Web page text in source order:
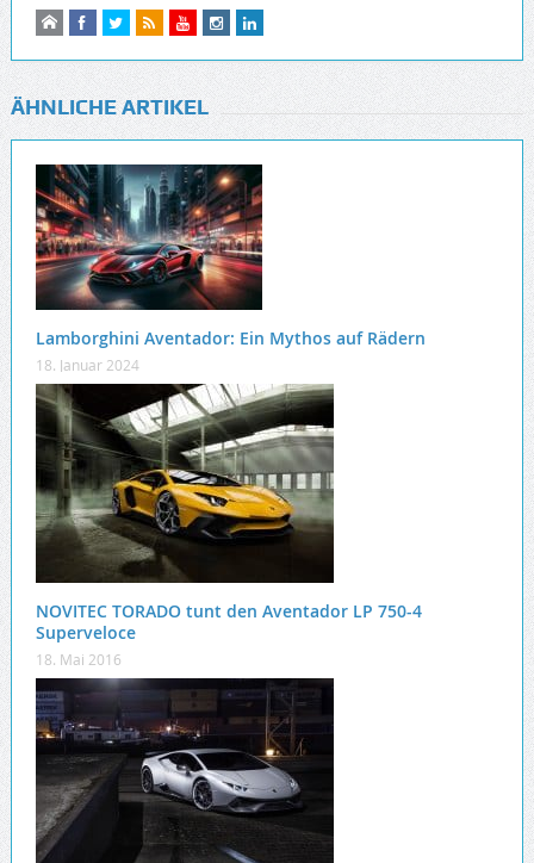
ÄHNLICHE ARTIKEL
Lamborghini Aventador: Ein Mythos auf Rädern
18. Januar 2024
NOVITEC TORADO tunt den Aventador LP 750-4
Superveloce
18. Mai 2016